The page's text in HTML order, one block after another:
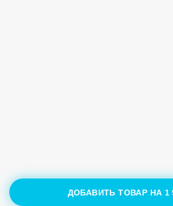
ДОБАВИТЬ ТОВАР НА 1